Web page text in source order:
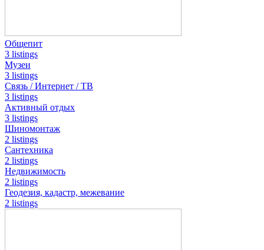
Общепит
3 listings
Музеи
3 listings
Связь / Интернет / ТВ
3 listings
Активный отдых
3 listings
Шиномонтаж
2 listings
Сантехника
2 listings
Недвижимость
2 listings
Геодезия, кадастр, межевание
2 listings